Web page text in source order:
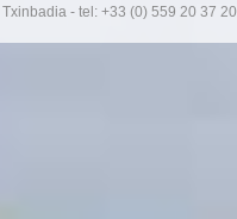
Txinbadia - tel: +33 (0) 559 20 37